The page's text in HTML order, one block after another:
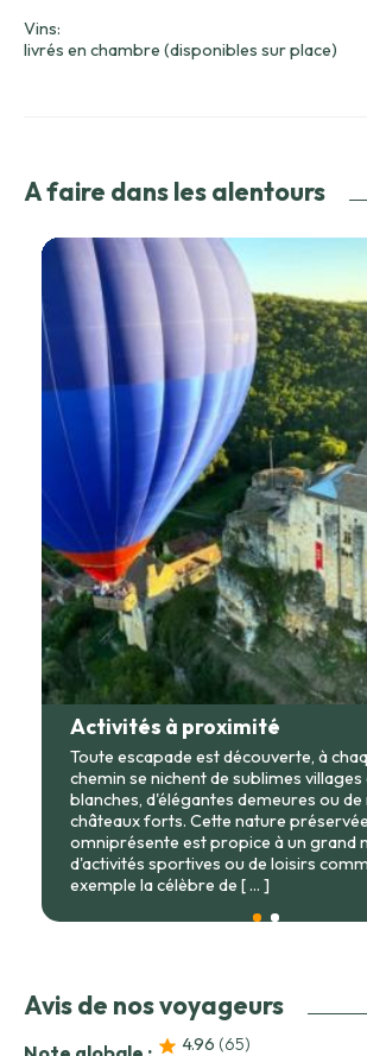
Vins:
livrés en chambre (disponibles sur place)
A faire dans les alentours
Activités à proximité
Toute escapade est découverte, à
chemin se nichent de sublimes
blanches, d'élégantes demeures ou
châteaux forts. Cette nature
omniprésente est propice à un grand
d'activités sportives ou de loisirs
exemple la célèbre de [ ... ]
Avis de nos voyageurs
4.96 (65)